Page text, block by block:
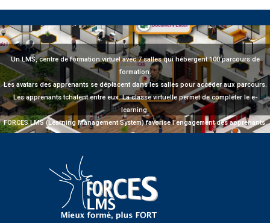
Un LMS, centre de formation virtuel avec 7 salles qui hébergent 100 parcours de
formation.
Les avatars des apprenants se déplacent dans les salles pour accéder aux parcours.
Les apprenants tchatent entre eux. La classe virtuelle permet de compléter le e-
learning.
FORCES LMS (Learning Management System) favorise l’engagement des apprenants.